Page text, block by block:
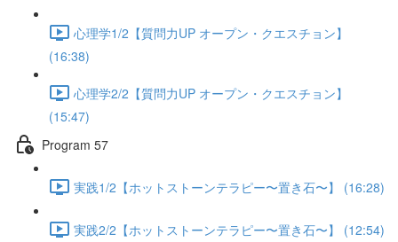
心理学1/2【質問力UP オープン・クエスチョン】
(16:38)
心理学2/2【質問力UP オープン・クエスチョン】
(15:47)
Program 57
実践1/2【ホットストーンテラピー〜置き石〜】 (16:28)
実践2/2【ホットストーンテラピー〜置き石〜】 (12:54)